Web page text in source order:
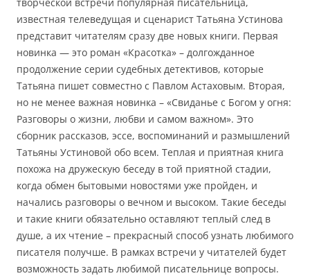
известная телеведущая и сценарист Татьяна Устинова
представит читателям сразу две новых книги. Первая
новинка — это роман «Красотка» – долгожданное
продолжение серии судебных детективов, которые
Татьяна пишет совместно с Павлом Астаховым. Вторая,
но не менее важная новинка – «Свиданье с Богом у огня:
Разговоры о жизни, любви и самом важном». Это
сборник рассказов, эссе, воспоминаний и размышлений
Татьяны Устиновой обо всем. Теплая и приятная книга
похожа на дружескую беседу в той приятной стадии,
когда обмен бытовыми новостями уже пройден, и
начались разговоры о вечном и высоком. Такие беседы
и такие книги обязательно оставляют теплый след в
душе, а их чтение – прекрасный способ узнать любимого
писателя получше. В рамках встречи у читателей будет
возможность задать любимой писательнице вопросы.